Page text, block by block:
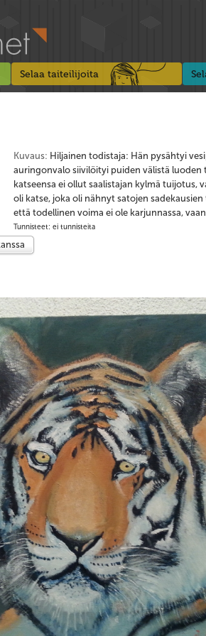
Selaa taiteilijoita
Kuvaus: Hiljainen todistaja: Hän pysähtyi
auringonvalo siivilöityi puiden välistä luoden
katseensa ei ollut saalistajan kylmä tuijotus,
oli katse, joka oli nähnyt satojen
että todellinen voima ei ole karjunnassa,
Tunnisteet: ei tunnisteita